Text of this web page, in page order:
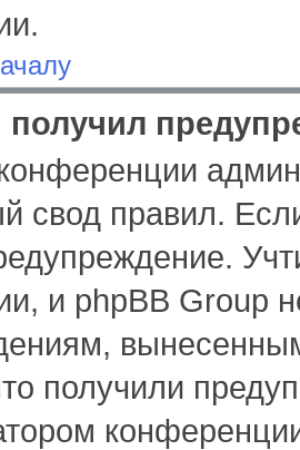
получил
свод правил.
и phpBB Group
получили